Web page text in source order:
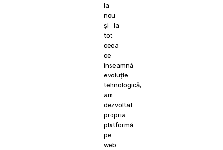
la
nou
și la
tot
ceea
ce
înseamnă
evoluție
tehnologică,
am
dezvoltat
propria
platformă
pe
web.